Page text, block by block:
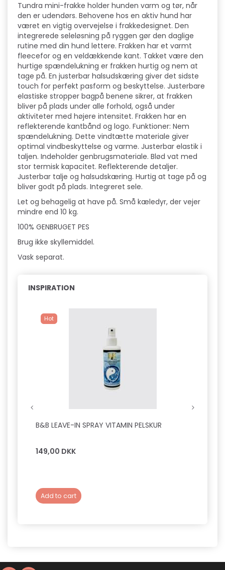
Tundra mini-frakke holder hunden varm og tør, når
den er udendørs. Behovene hos en aktiv hund har
været en vigtig overvejelse i frakkedesignet. Den
integrerede seleløsning på ryggen gør den daglige
rutine med din hund lettere. Frakken har et varmt
fleecefor og en veldækkende kant. Takket være den
hurtige spændelukning er frakken hurtig og nem at
tage på. En justerbar halsudskæring giver det sidste
touch for perfekt pasform og beskyttelse. Justerbare
elastiske stropper bagpå benene sikrer, at frakken
bliver på plads under alle forhold, også under
aktiviteter med højere intensitet. Frakken har en
reflekterende kantbånd og logo. Funktioner: Nem
spændelukning. Dette vindtætte materiale giver
optimal vindbeskyttelse og varme. Justerbar elastik i
taljen. Indeholder genbrugsmateriale. Blød vat med
stor termisk kapacitet. Reflekterende detaljer.
Justerbar talje og halsudskæring. Hurtig at tage på og
bliver godt på plads. Integreret sele.
Let og behagelig at have på. Små kæledyr, der vejer
mindre end 10 kg.
100% GENBRUGET PES
Brug ikke skyllemiddel.
Vask separat.
INSPIRATION
Hot
B&B LEAVE-IN SPRAY VITAMIN PELSKUR
149,00 DKK
Add to cart